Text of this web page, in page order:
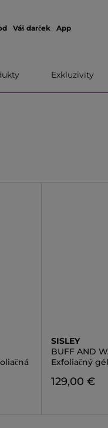
Váš darček App
Exkluzivity
SISLEY
BUFF AND
Exfoliačný
129,00 €